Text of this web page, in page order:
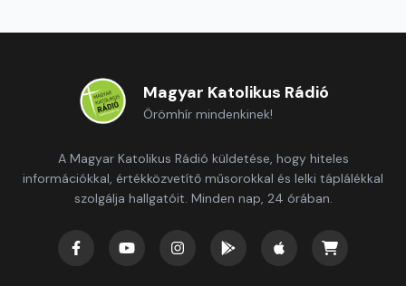
Magyar Katolikus Rádió
Örömhír mindenkinek!
A Magyar Katolikus Rádió küldetése, hogy hiteles
információkkal, értékközvetítő műsorokkal és lelki táplálékkal
szolgálja hallgatóit. Minden nap, 24 órában.